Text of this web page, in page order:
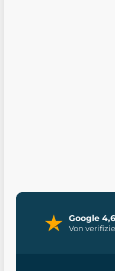
Google
Von